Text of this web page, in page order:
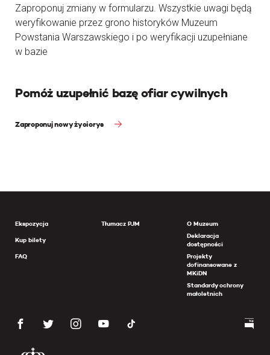
Zaproponuj zmiany w formularzu. Wszystkie uwagi będą
weryfikowanie przez grono historyków Muzeum
Powstania Warszawskiego i po weryfikacji uzupełniane
w bazie
Pomóż uzupełnić bazę ofiar cywilnych
Zaproponuj nowy życiorys
Ekspozycja
Kup bilety
FAQ
Tłumacz PJM
O Muzeum
Deklaracja
dostępności
Projekty
dofinansowane z
MKiDN
Standardy ochrony
małoletnich